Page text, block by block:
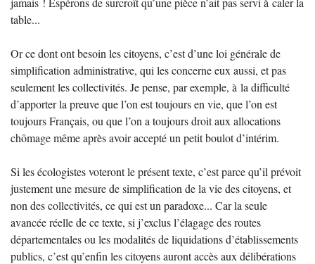
table...
Or ce dont ont besoin les citoyens, c’est d’une loi générale de
simplification administrative, qui les concerne eux aussi, et pas
seulement les collectivités. Je pense, par exemple, à la difficulté
d’apporter la preuve que l’on est toujours en vie, que l’on est
toujours Français, ou que l’on a toujours droit aux allocations
chômage même après avoir accepté un petit boulot d’intérim.
Si les écologistes voteront le présent texte, c’est parce qu’il prévoit
justement une mesure de simplification de la vie des citoyens, et
non des collectivités, ce qui est un paradoxe... Car la seule
avancée réelle de ce texte, si j’exclus l’élagage des routes
départementales ou les modalités de liquidations d’établissements
publics, c’est qu’enfin les citoyens auront accès aux délibérations